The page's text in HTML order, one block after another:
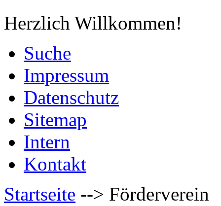
Herzlich Willkommen!
Suche
Impressum
Datenschutz
Sitemap
Intern
Kontakt
Startseite --> Förderverein